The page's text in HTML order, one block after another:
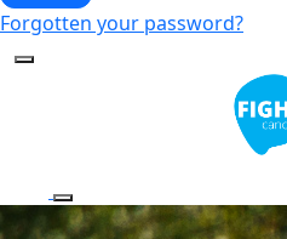
Forgotten your password?